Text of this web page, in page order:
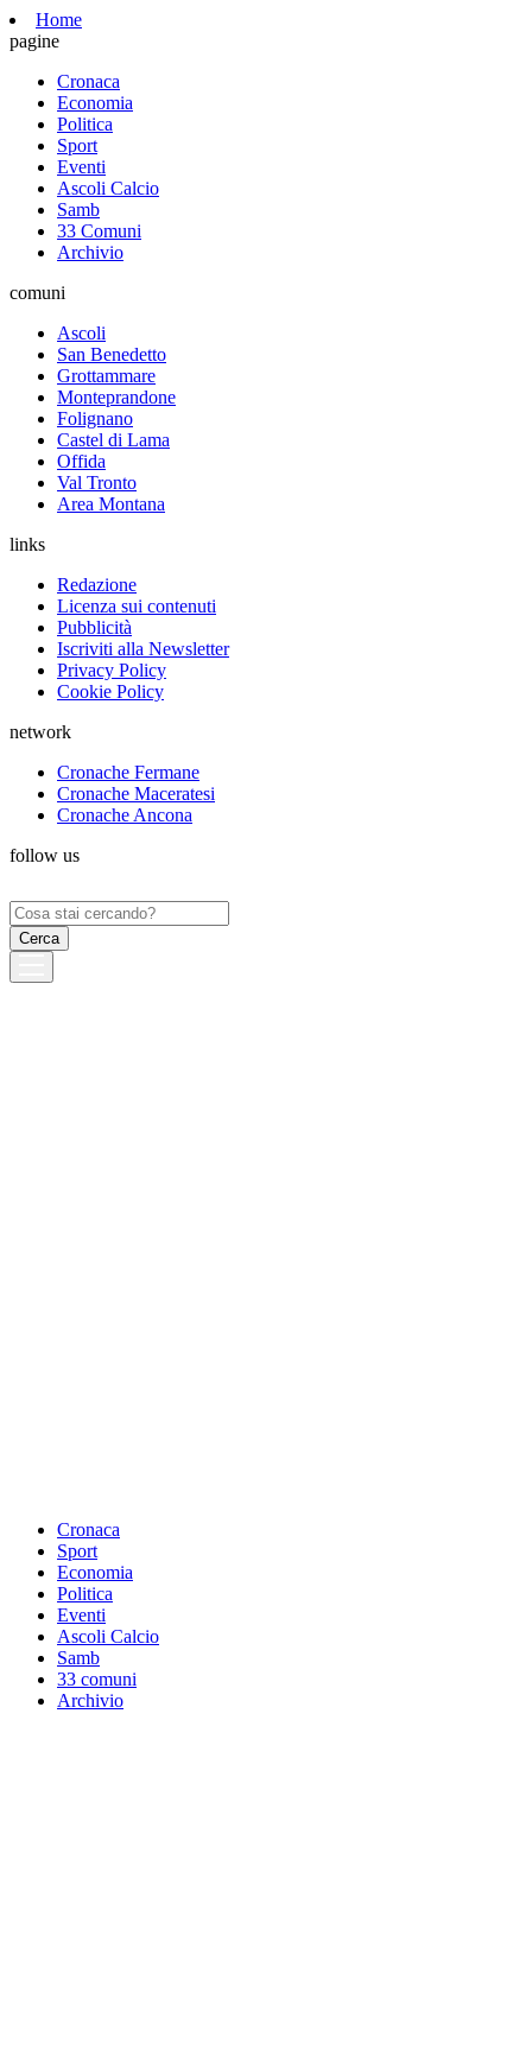
Home
pagine
Cronaca
Economia
Politica
Sport
Eventi
Ascoli Calcio
Samb
33 Comuni
Archivio
comuni
Ascoli
San Benedetto
Grottammare
Monteprandone
Folignano
Castel di Lama
Offida
Val Tronto
Area Montana
links
Redazione
Licenza sui contenuti
Pubblicità
Iscriviti alla Newsletter
Privacy Policy
Cookie Policy
network
Cronache Fermane
Cronache Maceratesi
Cronache Ancona
follow us
Ricerca
per:
Cronaca
Sport
Economia
Politica
Eventi
Ascoli Calcio
Samb
33 comuni
Archivio